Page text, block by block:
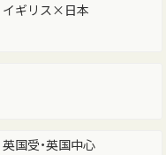
イギリス×日本
英国受・英国中心